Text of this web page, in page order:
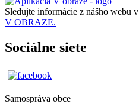
Sledujte informácie z nášho webu v
V OBRAZE.
Sociálne siete
Samospráva obce